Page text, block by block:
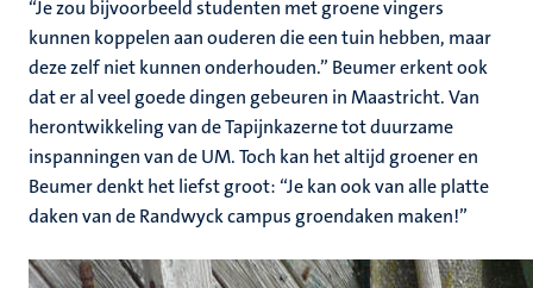
“Je zou bijvoorbeeld studenten met groene vingers
kunnen koppelen aan ouderen die een tuin hebben, maar
deze zelf niet kunnen onderhouden.” Beumer erkent ook
dat er al veel goede dingen gebeuren in Maastricht. Van
herontwikkeling van de Tapijnkazerne tot duurzame
inspanningen van de UM. Toch kan het altijd groener en
Beumer denkt het liefst groot: “Je kan ook van alle platte
daken van de Randwyck campus groendaken maken!”